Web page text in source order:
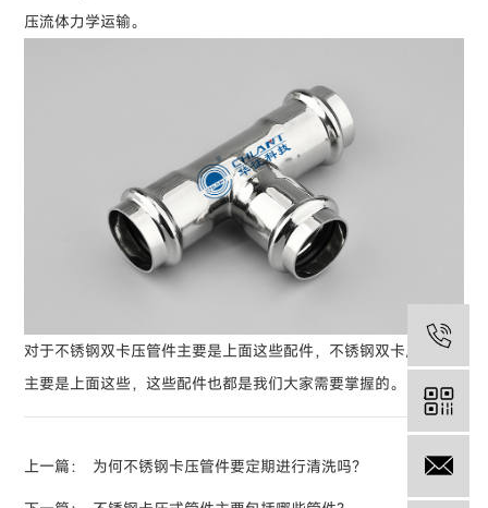
压流体力学运输。
对于不锈钢双卡压管件主要是上面这些配件，不锈钢双卡压管件
主要是上面这些，这些配件也都是我们大家需要掌握的。
上一篇： 为何不锈钢卡压管件要定期进行清洗吗？